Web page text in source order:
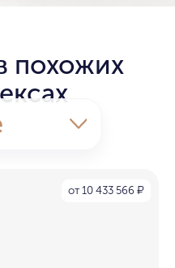
похожих
от 10 433 566 ₽